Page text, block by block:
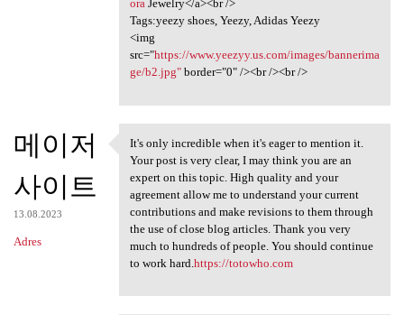
oraJewelry</a><br />
Tags:yeezy shoes, Yeezy, Adidas Yeezy
<img
src="https://www.yeezyy.us.com/images/bannerima
ge/b2.jpg"border="0" /><br /><br />
메이저
사이트
13.08.2023
Adres
It's only incredible when it
It's only incredible when it's eager to mention it.
Your post is very clear, I may think you are an
expert on this topic. High quality and your
agreement allow me to understand your current
contributions and make revisions to them through
the use of close blog articles. Thank you very
much to hundreds of people. You should continue
to work hard. https://totowho.com